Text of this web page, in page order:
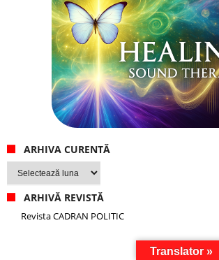
ARHIVA CURENTĂ
Arhiva
curentă
ARHIVĂ REVISTĂ
Revista CADRAN POLITIC
Translator »